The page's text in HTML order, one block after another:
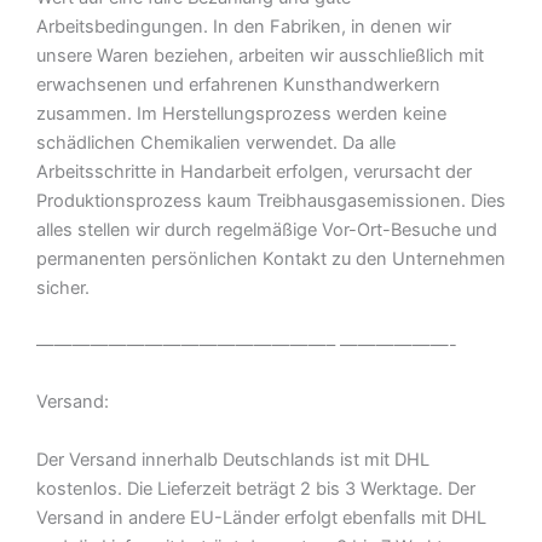
Arbeitsbedingungen. In den Fabriken, in denen wir
unsere Waren beziehen, arbeiten wir ausschließlich mit
erwachsenen und erfahrenen Kunsthandwerkern
zusammen. Im Herstellungsprozess werden keine
schädlichen Chemikalien verwendet. Da alle
Arbeitsschritte in Handarbeit erfolgen, verursacht der
Produktionsprozess kaum Treibhausgasemissionen. Dies
alles stellen wir durch regelmäßige Vor-Ort-Besuche und
permanenten persönlichen Kontakt zu den Unternehmen
sicher.
————————————————– ——————-
Versand:
Der Versand innerhalb Deutschlands ist mit DHL
kostenlos. Die Lieferzeit beträgt 2 bis 3 Werktage. Der
Versand in andere EU-Länder erfolgt ebenfalls mit DHL